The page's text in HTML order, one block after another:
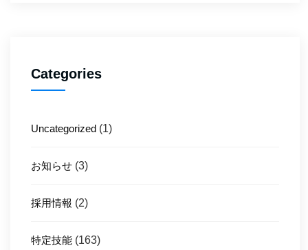
Categories
Uncategorized (1)
お知らせ (3)
採用情報 (2)
特定技能 (163)